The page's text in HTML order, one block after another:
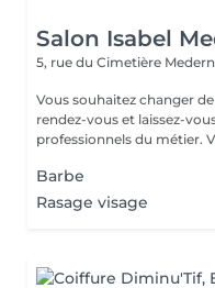
Salon Isabel
5, rue du Cimetière
Vous souhaitez changer
rendez-vous et laissez-
Barbe
Rasage visage